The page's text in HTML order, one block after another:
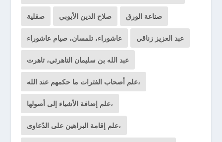
صقلية صلاح الدين الأيوبي صناعة الورق
عاشوراء، تلمسان، صيام عاشوراء عبد العزيز زناقي
عبد الله بن سليمان التاهرتي، تاهرت
علم أصحاب الفترات ما حكمهم عند الله،
علم إضافة الأشياء إلى أصولها،
علم إقامة البراهين على الدّعاوى،